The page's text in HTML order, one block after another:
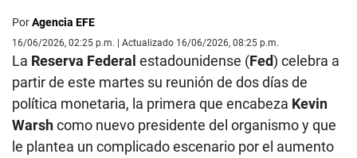
PorAgencia EFE
16/06/2026, 02:25 p.m. | Actualizado 16/06/2026, 08:25 p.m.
La Reserva Federal estadounidense (Fed) celebra a
partir de este martes su reunión de dos días de
política monetaria, la primera que encabeza Kevin
Warshcomo nuevo presidente del organismo y que
le plantea un complicado escenario por el aumento